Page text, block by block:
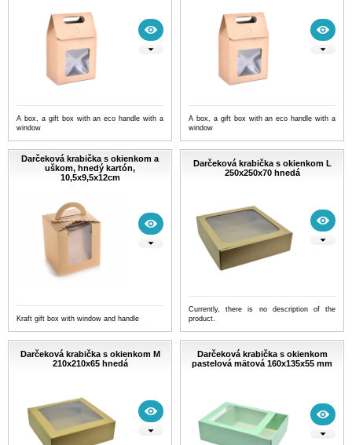
A box, a gift box with an eco handle with a
window
A box, a gift box with an eco handle with a
window
Darčeková krabička s okienkom a
uškom, hnedý kartón,
10,5x9,5x12cm
Kraft gift box with window and handle
Darčeková krabička s okienkom L
250x250x70 hnedá
Currently, there is no description of the
product.
Darčeková krabička s okienkom M
210x210x65 hnedá
Darčeková krabička s okienkom
pastelová mätová 160x135x55 mm